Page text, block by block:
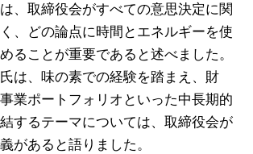
、取締役会がすべての意思決定に関
、どの論点に時間とエネルギーを使
ることが重要であると述べました。
は、味の素での経験を踏まえ、財
業ポートフォリオといった中長期的
するテーマについては、取締役会が
があると語りました。